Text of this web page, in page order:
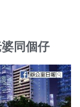
同個仔